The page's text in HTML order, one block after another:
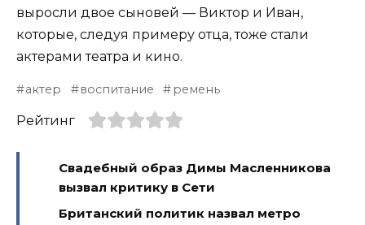
выросли двое сыновей — Виктор и Иван,
которые, следуя примеру отца, тоже стали
актерами театра и кино.
актер воспитание ремень
Рейтинг
Свадебный образ Димы Масленникова
вызвал критику в Сети
Британский политик назвал метро